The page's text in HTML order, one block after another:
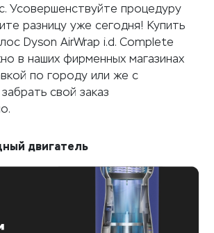
Усовершенствуйте процедуру
разницу уже сегодня! Купить
Dyson AirWrap i.d. Complete
в наших фирменных магазинах
по городу или же с
свой заказ
двигатель